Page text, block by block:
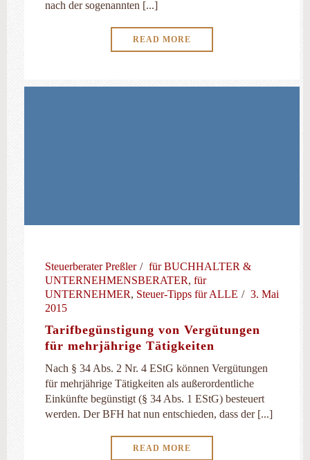
nach der sogenannten [...]
READ MORE
Steuerberater Preßler
für BUCHHALTER &
UNTERNEHMENSBERATER, für
UNTERNEHMER, Steuer-Tipps für ALLE
3. Mai
2015
Tarifbegünstigung von Vergütungen
für mehrjährige Tätigkeiten
Nach § 34 Abs. 2 Nr. 4 EStG können Vergütungen
für mehrjährige Tätigkeiten als außerordentliche
Einkünfte begünstigt (§ 34 Abs. 1 EStG) besteuert
werden. Der BFH hat nun entschieden, dass der [...]
READ MORE